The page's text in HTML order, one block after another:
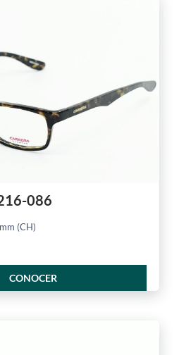
086
(CH)
CONOCER